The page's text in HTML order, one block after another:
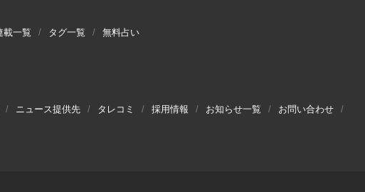
載一覧 タグ一覧 無料占い
ニュース提供先 タレコミ 採用情報 お知らせ一覧
お問い合わせ